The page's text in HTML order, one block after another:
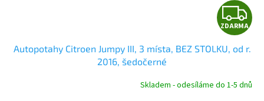
Z
D
R
ZDARMA
Autopotahy Citroen Jumpy III, 3 místa, BEZ STOLKU, od r.
2016, šedočerné
Skladem - odesíláme do 1-5 dnů